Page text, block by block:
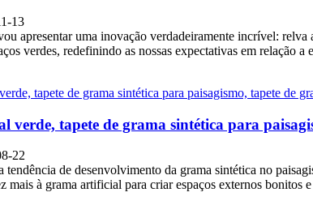
13
apresentar uma inovação verdadeiramente incrível:
verdes, redefinindo as nossas expectativas em relação a
verde, tapete de grama sintética para
22
tendência de desenvolvimento da grama sintética no
mais à grama artificial para criar espaços externos bonitos